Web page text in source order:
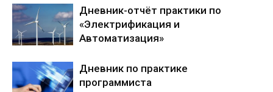
Дневник-отчёт практики по
«Электрификация и
Автоматизация»
Дневник по практике
программиста